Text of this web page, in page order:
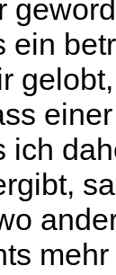
ein
ich
mehr